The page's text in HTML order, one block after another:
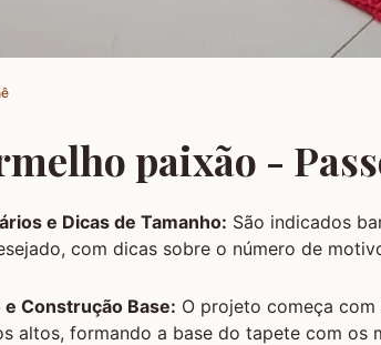
paixão -
e Dicas de Tamanho: São indicados
com dicas sobre o número de
Construção Base: O projeto começa
altos, formando a base do tapete com os